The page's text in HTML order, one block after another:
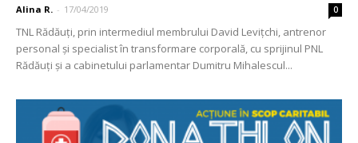
Alina R. - 17/04/2019 0
TNL Rădăuți, prin intermediul membrului David Levițchi, antrenor
personal și specialist în transformare corporală, cu sprijinul PNL
Rădăuți și a cabinetului parlamentar Dumitru Mihalescul...